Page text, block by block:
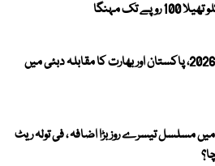
ویمنز ایشیا کپ 2026، پاکستان اور بھارت کا مقابلہ دبئی میں
مسلسل تیسرے روز بڑا اضافہ ، فی تولہ ریٹ